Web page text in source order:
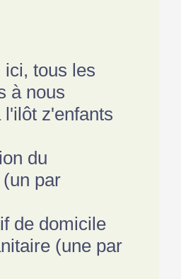
ici, tous les
à nous
z'enfants
du
par
de domicile
(une par